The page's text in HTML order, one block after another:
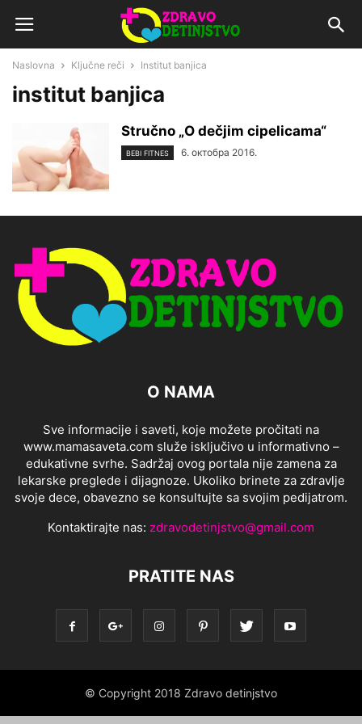
Naslovna Ključne reči Institut banjica
institut banjica
Stručno „O dečjim cipelicama“
BEBI FITNES 6. октобра 2016.
O NAMA
Sve informacije i saveti, koje možete pročitati na
www.mamasaveta.com služe isključivo u informativno –
edukativne svrhe. Sadržaj ovog portala nije zamena za
lekarske preglede i dijagnoze. Ukoliko brinete za zdravlje
svoje dece, obavezno se konsultujte sa svojim pedijatrom.
Kontaktirajte nas: zdravodetinjstvo@gmail.com
PRATITE NAS
© Copyright 2018 Zdravo detinjstvo